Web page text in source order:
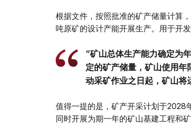
根据文件，按照批准的矿产储量计算
吨原矿的设计产能开展生产。用于开
“矿山总体生产能力确定为
定的矿产储量，矿山使用
动采矿作业之日起，矿山将
值得一提的是，矿产开采计划于2028
同时开展为期一年的矿山基建工程和